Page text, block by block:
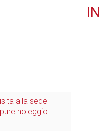
alla sede
noleggio:
IN